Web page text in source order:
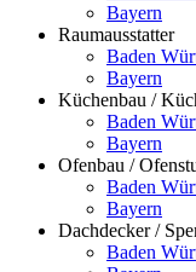
Bayern
Raumausstatter
Baden
Bayern
Küchenbau /
Baden
Bayern
Ofenbau /
Baden
Bayern
Dachdecker /
Baden